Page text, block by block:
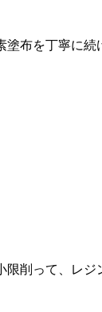
塗布を丁寧に
削って、レジ